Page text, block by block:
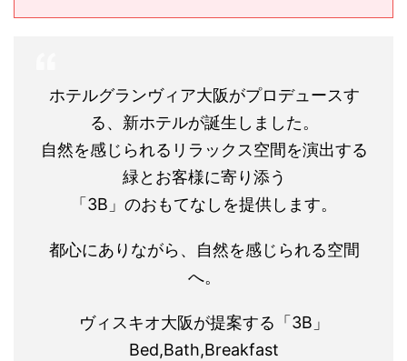
ホテルグランヴィア大阪がプロデュースす
る、新ホテルが誕生しました。
自然を感じられるリラックス空間を演出する
緑とお客様に寄り添う
「3B」のおもてなしを提供します。
都心にありながら、自然を感じられる空間
へ。
ヴィスキオ大阪が提案する「3B」
Bed,Bath,Breakfast